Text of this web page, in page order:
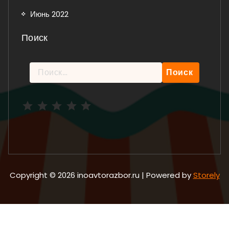
Июнь 2022
Поиск
Найти:
Copyright © 2026 inoavtorazbor.ru | Powered byStorely